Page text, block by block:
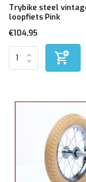
Trybike steel
loopfiets Pink
€104,95